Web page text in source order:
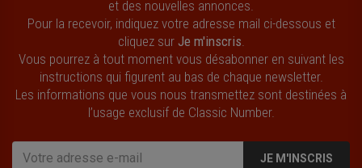
et des nouvelles annonces.
Pour la recevoir, indiquez votre adresse mail ci-dessous et
cliquez sur Je m'inscris
Vous pourrez à tout moment vous désabonner en suivant les
instructions qui figurent au bas de chaque newsletter.
Les informations que vous nous transmettez sont destinées à
l’usage exclusif de Classic Number.
JE M'INSCRIS